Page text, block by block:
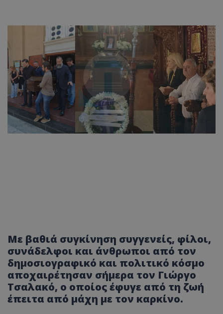
Με βαθιά συγκίνηση συγγενείς, φίλοι,
συνάδελφοι και άνθρωποι από τον
δημοσιογραφικό και πολιτικό κόσμο
αποχαιρέτησαν σήμερα τον Γιώργο
Τσαλακό, ο οποίος έφυγε από τη ζωή
έπειτα από μάχη με τον καρκίνο.